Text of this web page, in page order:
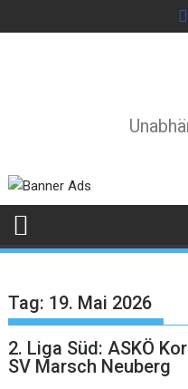
to
Tag: 19. Mai 2026
2. Liga Süd: ASKÖ
SV Marsch Neuberg